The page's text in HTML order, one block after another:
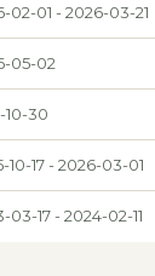
02-01 - 2026-03-21
05-02
10-30
10-17 - 2026-03-01
03-17 - 2024-02-11